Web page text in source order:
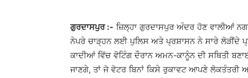
ਗੁਰਦਾਸਪੁਰ :- ਜ਼ਿਲ੍ਹਾ ਗੁਰਦਾਸਪੁਰ ਅੰਦਰ ਹੋਣ ਵਾਲੀਆਂ
ਨੇਪਰੇ ਚਾੜ੍ਹਨ ਲਈ ਪੁਲਿਸ ਅਤੇ ਪ੍ਰਸ਼ਾਸਨ ਨੇ ਸਾਰੇ ਲੋੜੀਂਦੇ
ਕਾਦੀਆਂ ਵਿੱਚ ਵੋਟਿੰਗ ਦੌਰਾਨ ਅਮਨ-ਕਾਨੂੰਨ ਦੀ ਸਥਿਤੀ
ਜਾਣਗੇ, ਤਾਂ ਜੋ ਵੋਟਰ ਬਿਨਾਂ ਕਿਸੇ ਰੁਕਾਵਟ ਆਪਣੇ ਲੋਕਤੰਤਰੀ